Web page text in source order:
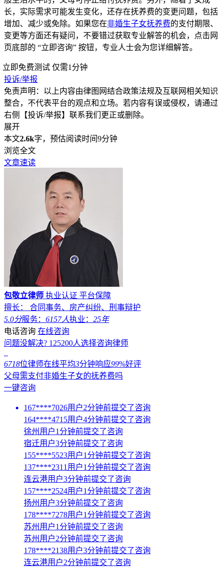
长，实际需求可能发生变化，还存在抚养费的变更问题，包括
增加、减少或免除。如果您在非婚生子女抚养费的支付期限、
变更等方面还有疑问，不要错过获取专业解答的机会，点击网
页底部的 “立即咨询” 按钮，专业人士会为您详细解答。
立即免费测试 仅需1分钟
投诉/举报
免责声明：以上内容由律图网结合政策法规及互联网相关知识
整合，不代表平台的观点和立场。若内容有误或侵权，请通过
右侧【投诉/举报】联系我们更正或删除。
展开
本文2.6k字，预估阅读时间9分钟
浏览全文
文章速读
包敬立律师 执业认证 平台保障
擅长： 合同事务、房产纠纷、刑事辩护
5.0分服务： 6157人执业： 25年
电话咨询 在线咨询
问题没解决? 125200人选择咨询律师
6718位律师在线平均3分钟响应99%好评
父母需支付非婚生子女的抚养费吗
一键咨询
167****7026用户2分钟前提交了咨询
164****4715用户4分钟前提交了咨询
徐州用户1分钟前提交了咨询
宿迁用户3分钟前提交了咨询
155****5523用户1分钟前提交了咨询
137****2311用户1分钟前提交了咨询
连云港用户3分钟前提交了咨询
157****2524用户1分钟前提交了咨询
扬州用户3分钟前提交了咨询
178****7278用户1分钟前提交了咨询
苏州用户1分钟前提交了咨询
苏州用户2分钟前提交了咨询
178****2138用户3分钟前提交了咨询
连云港用户2分钟前提交了咨询